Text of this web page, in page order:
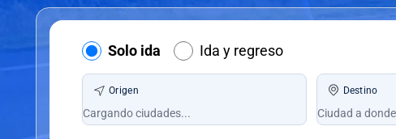
Solo ida Ida y regreso
Origen Destino